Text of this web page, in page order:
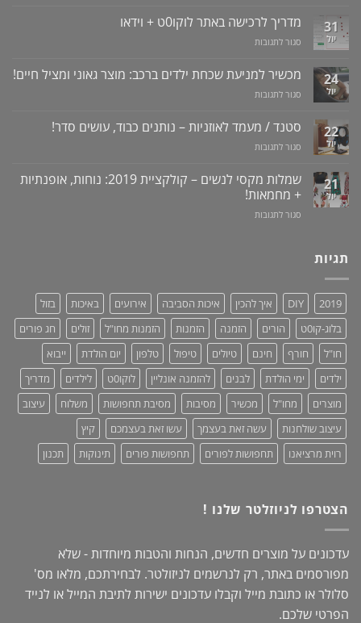
וחלל
–
עששת,
אפימדיום:
מה
לדעת!
טבעי
/
תערובת
צמחים
31
יול
מדריך לרכישה באתר לוקו0ט + וידאו
סגור לתגובות
לרכישה
באתר
וידאו
24
יול
מכשיר למניעת שכחת ילדים ברכב: מוצר גאוני ומציל חיים!
סגור לתגובות
למניעת
שכחת
ילדים
מוצר
גאוני
ומציל
חיים!
22
יול
סטנד / מעמד לאוזניות – נותנים כבוד, עושים סדר!
סגור לתגובות
/
מעמד
לאוזניות
–
21
יול
שמלות מקסי לנשים – קולקציית 2019: נוחות, אופנתיות
+ מחמאות!
סגור לתגובות
2019:
נוחות,
אופנתיות
+
מחמאות!
תגיות
2019
DIY איך להכין איכות הסביבה אירועים באיכות
בזול
בלוג-קו0ט
הורים הזמנה הזמנות הזמנות מחו"ל זולים
חג פורים
חו"ל
חורף חינם טיולים טיפול טלפון יום הולדת
ייבוא
ילדים
ימי הולדת לבנים להזמנה אונליין לוקו0ט לילדים
מדריך
מוצרים
מחו"ל מכשיר מסיבות מסיבת תחפושות משלוח
עיצוב
עיצוב שולחנות
עשה זאת בעצמך עשו זאת בעצמכם
קיץ
רוית מרציאנו
תחפושות לפורים תחפושות פורים תינוקות תכנון
הצטרפו לניוזלטר שלנו !
עדכונים על מוצרים חדשים, הנחות והטבות מיוחדות - שלא
מפורסמים באתר, רק לנרשמים לניזולטר. לבחירתכם, מלאו מס'
סלולר או כתובת מייל וקבלו עדכונים ישירות לתיבת המייל או לנייד
הפרטי שלכם.